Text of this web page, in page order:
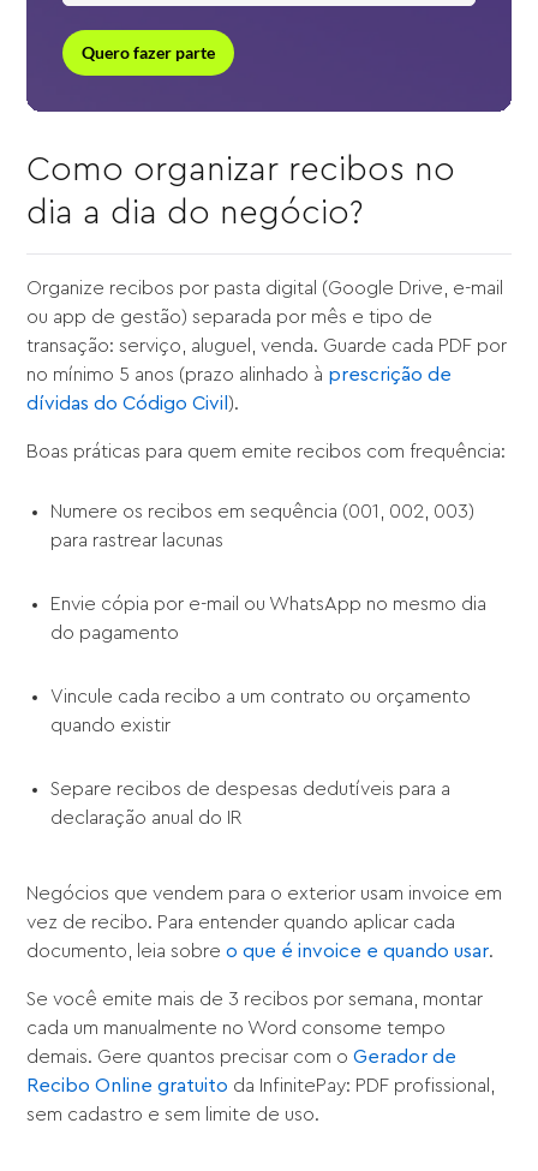
Quero fazer parte
Como organizar recibos no
dia a dia do negócio?
Organize recibos por pasta digital (Google Drive, e-mail
ou app de gestão) separada por mês e tipo de
transação: serviço, aluguel, venda. Guarde cada PDF por
no mínimo 5 anos (prazo alinhado à prescrição de
dívidas do Código Civil ).
Boas práticas para quem emite recibos com frequência:
Numere os recibos em sequência (001, 002, 003)
para rastrear lacunas
Envie cópia por e-mail ou WhatsApp no mesmo dia
do pagamento
Vincule cada recibo a um contrato ou orçamento
quando existir
Separe recibos de despesas dedutíveis para a
declaração anual do IR
Negócios que vendem para o exterior usam invoice em
vez de recibo. Para entender quando aplicar cada
documento, leia sobreo que é invoice e quando usar.
Se você emite mais de 3 recibos por semana, montar
cada um manualmente no Word consome tempo
demais. Gere quantos precisar com oGerador de
Recibo Online gratuito da InfinitePay: PDF profissional,
sem cadastro e sem limite de uso.